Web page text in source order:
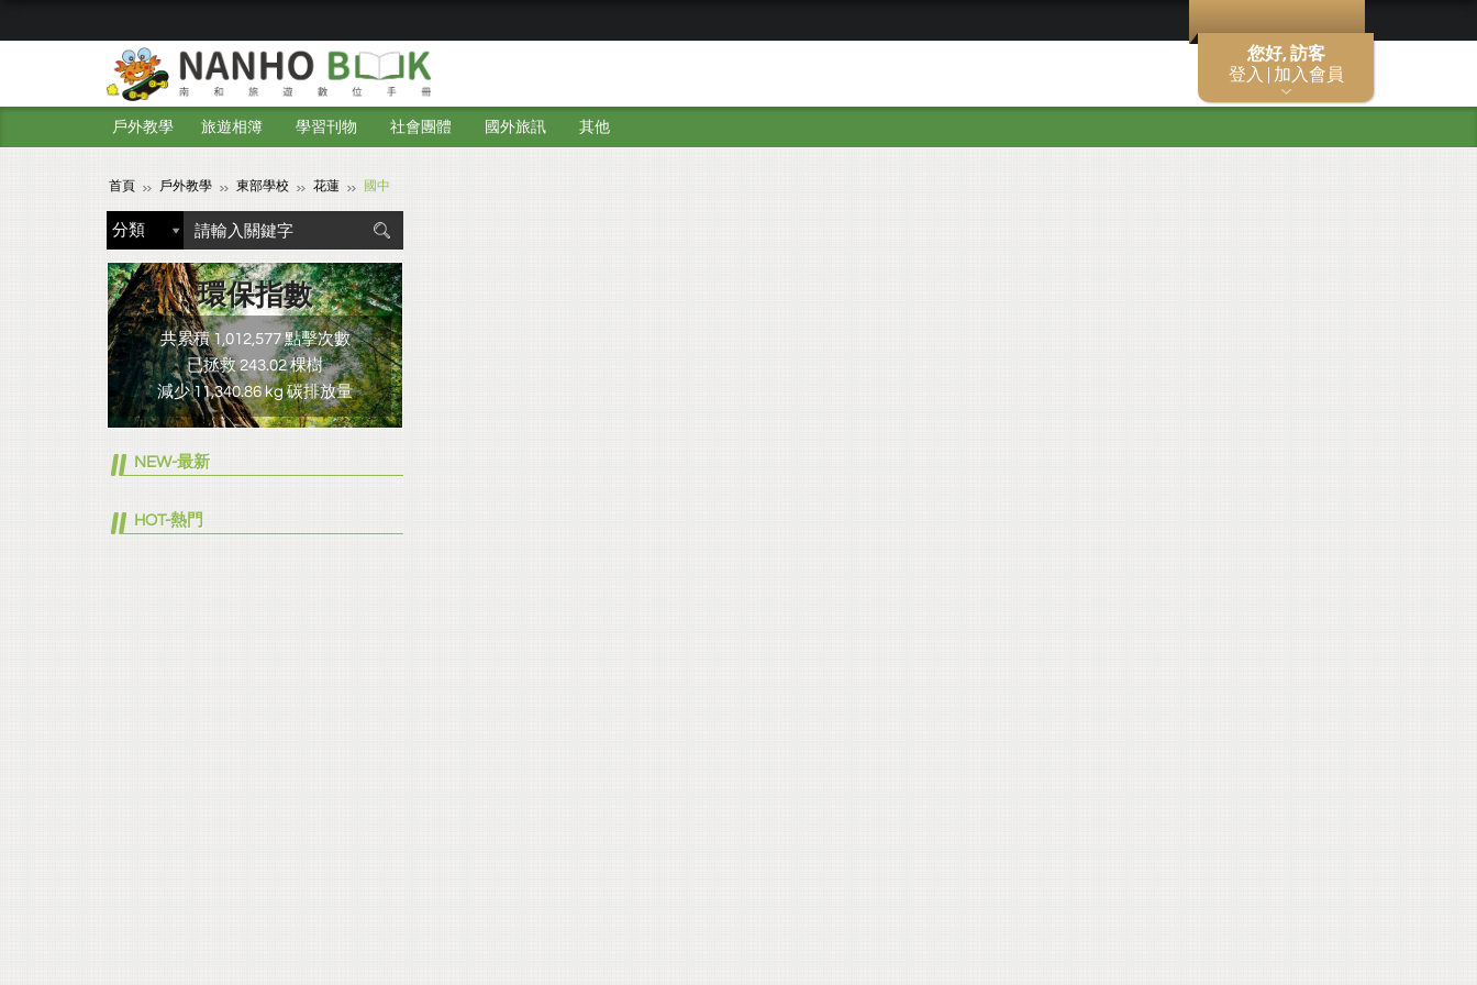
您好, 訪客
登入 | 加入會員
戶外教學 旅遊相簿 學習刊物 社會團體 國外旅訊 其他
首頁 戶外教學 東部學校 花蓮 國中
環保指數
共累積 1,012,577 點擊次數
已拯救 243.02 棵樹
減少 11,340.86 kg 碳排放量
NEW-最新
HOT-熱門